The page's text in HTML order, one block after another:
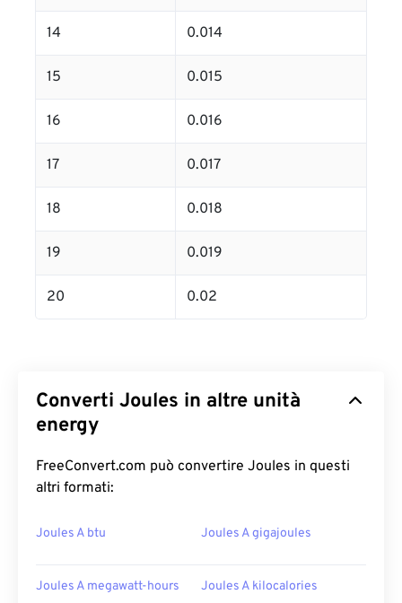
14 0.014
15 0.015
16 0.016
17 0.017
18 0.018
19 0.019
20 0.02
Converti Joules in altre unità
energy
FreeConvert.com può convertire Joules in questi
altri formati:
Joules A btu Joules A gigajoules
Joules A megawatt-hours Joules A kilocalories